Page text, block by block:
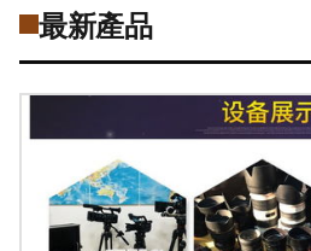
最新產品